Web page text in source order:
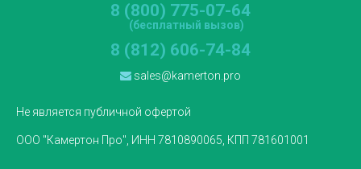
8 (800) 775-07-64
(бесплатный вызов)
8 (812) 606-74-84
sales@kamerton.pro
Не является публичной офертой
ООО "Камертон Про", ИНН 7810890065, КПП 781601001